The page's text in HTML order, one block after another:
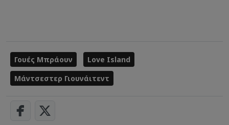
Γουές Μπράουν
Love Island
Μάντσεστερ Γιουνάιτεντ